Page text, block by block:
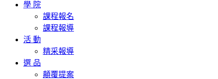
學 院
課程報名
課程報導
活 動
精采報導
選 品
顛覆提案